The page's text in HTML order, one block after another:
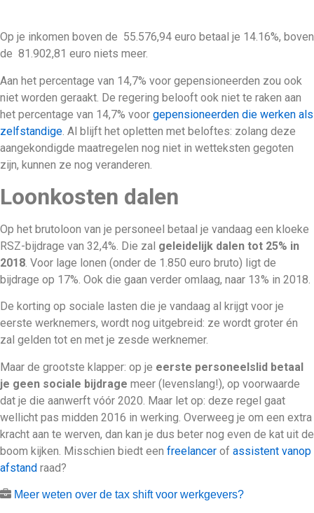
Op je inkomen boven de 55.576,94 euro betaal je 14.16%, boven
de 81.902,81 euro niets meer.
Aan het percentage van 14,7% voor gepensioneerden zou ook
niet worden geraakt. De regering belooft ook niet te raken aan
het percentage van 14,7% voor gepensioneerden die werken als
zelfstandige . Al blijft het opletten met beloftes: zolang deze
aangekondigde maatregelen nog niet in wetteksten gegoten
zijn, kunnen ze nog veranderen.
Loonkosten dalen
Op het brutoloon van je personeel betaal je vandaag een kloeke
RSZ-bijdrage van 32,4%. Die zal geleidelijk dalen tot 25% in
2018. Voor lage lonen (onder de 1.850 euro bruto) ligt de
bijdrage op 17%. Ook die gaan verder omlaag, naar 13% in 2018.
De korting op sociale lasten die je vandaag al krijgt voor je
eerste werknemers, wordt nog uitgebreid: ze wordt groter én
zal gelden tot en met je zesde werknemer.
Maar de grootste klapper: op je eerste personeelslid betaal
je geen sociale bijdrage meer (levenslang!), op voorwaarde
dat je die aanwerft vóór 2020. Maar let op: deze regel gaat
wellicht pas midden 2016 in werking. Overweeg je om een extra
kracht aan te werven, dan kan je dus beter nog even de kat uit de
boom kijken. Misschien biedt een freelancer of assistent vanop
afstand raad?
Meer weten over de tax shift voor werkgevers?